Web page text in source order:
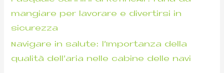
mangiare per lavorare e divertirsi in
sicurezza
Navigare in salute: l’Importanza della
qualità dell’aria nelle cabine delle navi